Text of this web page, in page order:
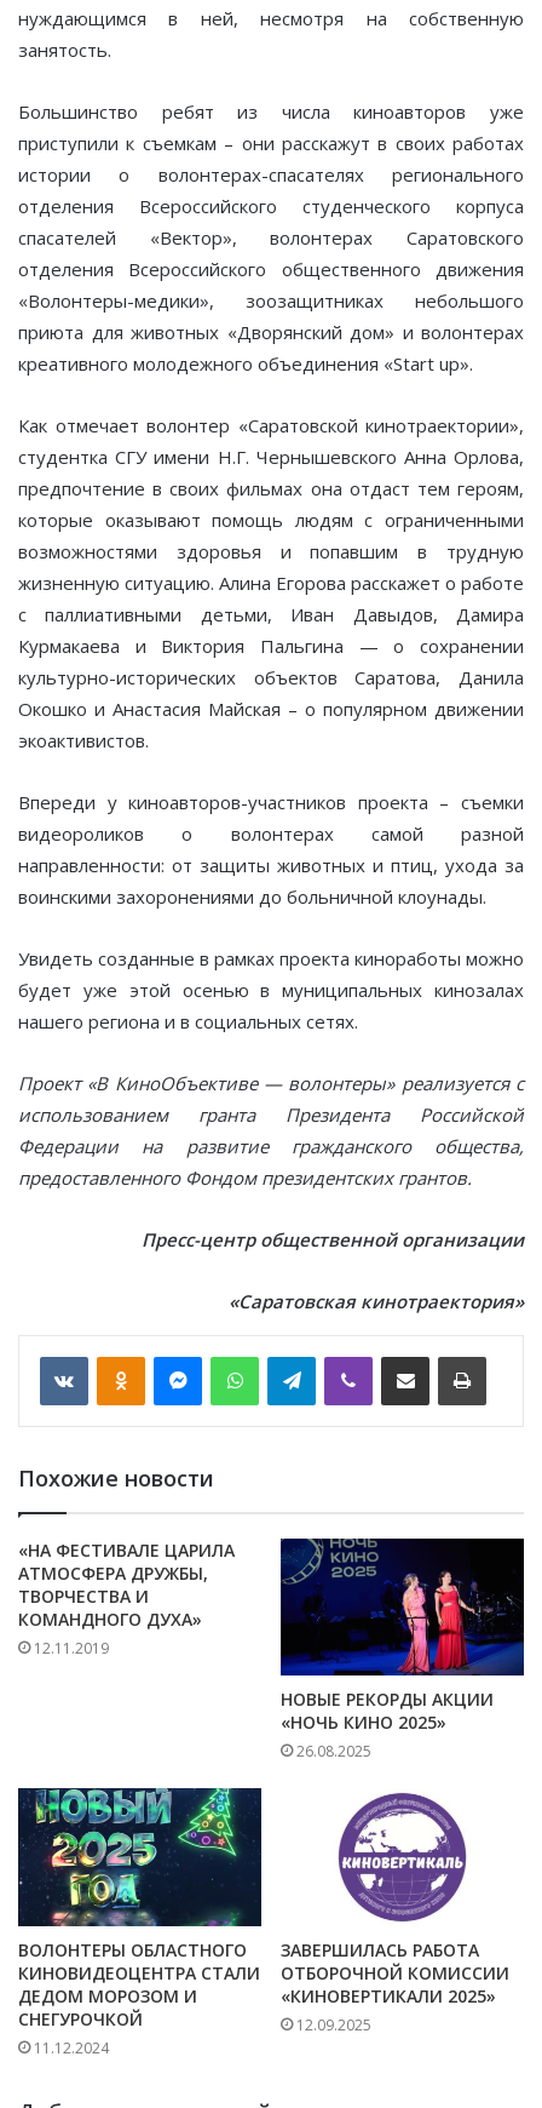
нуждающимся в ней, несмотря на собственную
занятость.
Большинство ребят из числа киноавторов уже
приступили к съемкам – они расскажут в своих работах
истории о волонтерах-спасателях регионального
отделения Всероссийского студенческого корпуса
спасателей «Вектор», волонтерах Саратовского
отделения Всероссийского общественного движения
«Волонтеры-медики», зоозащитниках небольшого
приюта для животных «Дворянский дом» и волонтерах
креативного молодежного объединения «Start up».
Как отмечает волонтер «Саратовской кинотраектории»,
студентка СГУ имени Н.Г. Чернышевского Анна Орлова,
предпочтение в своих фильмах она отдаст тем героям,
которые оказывают помощь людям с ограниченными
возможностями здоровья и попавшим в трудную
жизненную ситуацию. Алина Егорова расскажет о работе
с паллиативными детьми, Иван Давыдов, Дамира
Курмакаева и Виктория Пальгина — о сохранении
культурно-исторических объектов Саратова, Данила
Окошко и Анастасия Майская – о популярном движении
экоактивистов.
Впереди у киноавторов-участников проекта – съемки
видеороликов о волонтерах самой разной
направленности: от защиты животных и птиц, ухода за
воинскими захоронениями до больничной клоунады.
Увидеть созданные в рамках проекта киноработы можно
будет уже этой осенью в муниципальных кинозалах
нашего региона и в социальных сетях.
Проект «В КиноОбъективе — волонтеры» реализуется с
использованием гранта Президента Российской
Федерации на развитие гражданского общества,
предоставленного Фондом президентских грантов.
Пресс-центр общественной организации
«Саратовская кинотраектория»
VKontakte WhatsApp Telegram
Похожие новости
«НА ФЕСТИВАЛЕ ЦАРИЛА
АТМОСФЕРА ДРУЖБЫ,
ТВОРЧЕСТВА И
КОМАНДНОГО ДУХА»
12.11.2019
НОВЫЕ РЕКОРДЫ АКЦИИ
«НОЧЬ КИНО 2025»
26.08.2025
ВОЛОНТЕРЫ ОБЛАСТНОГО
КИНОВИДЕОЦЕНТРА СТАЛИ
ДЕДОМ МОРОЗОМ И
СНЕГУРОЧКОЙ
11.12.2024
ЗАВЕРШИЛАСЬ РАБОТА
ОТБОРОЧНОЙ КОМИССИИ
«КИНОВЕРТИКАЛИ 2025»
12.09.2025